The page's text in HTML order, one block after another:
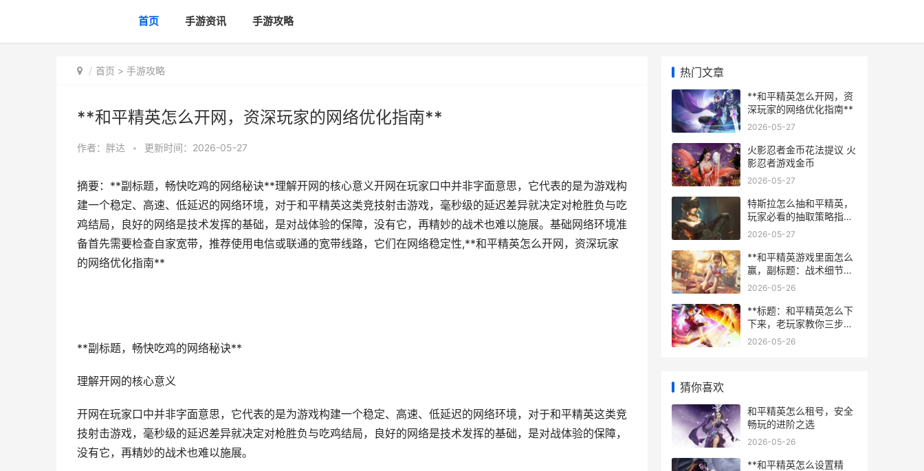
首页 手游资讯 手游攻略
首页 > 手游攻略
**和平精英怎么开网，资深玩家的网络优化指南**
作者： 胖达 • 更新时间：2026-05-27
摘要：**副标题，畅快吃鸡的网络秘诀**理解开网的核心意义开网在玩家口中并非字面意思，它代表的是为游戏构
建一个稳定、高速、低延迟的网络环境，对于和平精英这类竞技射击游戏，毫秒级的延迟差异就决定对枪胜负与吃
鸡结局，良好的网络是技术发挥的基础，是对战体验的保障，没有它，再精妙的战术也难以施展。基础网络环境准
备首先需要检查自家宽带，推荐使用电信或联通的宽带线路，它们在网络稳定性,**和平精英怎么开网，资深玩家
的网络优化指南**
**副标题，畅快吃鸡的网络秘诀**
理解开网的核心意义
开网在玩家口中并非字面意思，它代表的是为游戏构建一个稳定、高速、低延迟的网络环境，对于和平精英这类竞
技射击游戏，毫秒级的延迟差异就决定对枪胜负与吃鸡结局，良好的网络是技术发挥的基础，是对战体验的保障，
没有它，再精妙的战术也难以施展。
热门文章
**和平精英怎么开网，资
深玩家的网络优化指南**
2026-05-27
火影忍者金币花法提议 火
影忍者游戏金币
2026-05-27
特斯拉怎么抽和平精英，
玩家必看的抽取策略指
南，副标题，揭秘载具皮
博弈
2026-05-27
**和平精英游戏里面怎么
赢，副标题：战术细节与
心态的双重修炼**
2026-05-26
**标题：和平精英怎么下
下来，老玩家教你三步搞
定**
2026-05-26
猜你喜欢
和平精英怎么租号，安全
畅玩的进阶之选
2026-05-26
**和平精英怎么设置精